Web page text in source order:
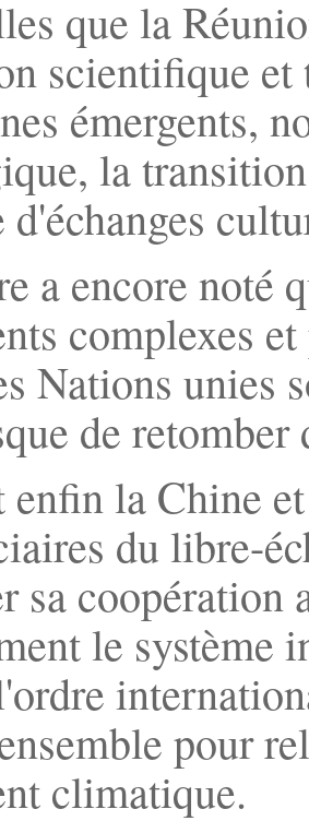
que la
scientifique
émergents,
la
d'échanges
a encore noté
complexes
Nations unies
de
la Chine
du libre-
sa coopération
le système
pour
climatique.